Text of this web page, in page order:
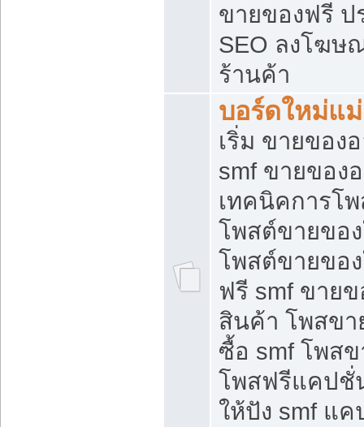
ขายของฟรี ป
SEO ลงโฆษ
ร้านค้า
บอร์ดใหม่แ
เริ่ม ขายของ
smf ขายของ
เทคนิคการโ
โพสต์ขายขอ
โพสต์ขายขอ
ฟรี smf ขาย
สินค้า โพสขา
ซื้อ smf โพส
โพสฟรีแคปชั่
ให้ปัง smf แ